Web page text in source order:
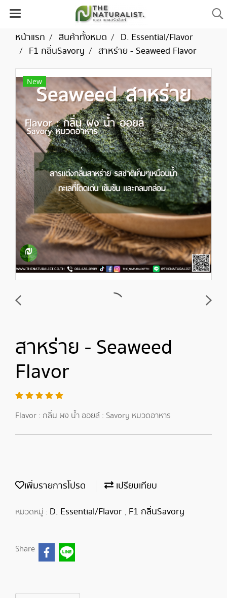
หน้าแรก สินค้าทั้งหมด
D. Essential/Flavor
F1 กลิ่นSavory
สาหร่าย - Seaweed Flavor
New
สาหร่าย - Seaweed
Flavor
Flavor : กลิ่น ผง น้ำ ออยล์ : Savory หมวดอาหาร
เพิ่มรายการโปรด เปรียบเทียบ
หมวดหมู่ : D. Essential/Flavor , F1 กลิ่นSavory
Share